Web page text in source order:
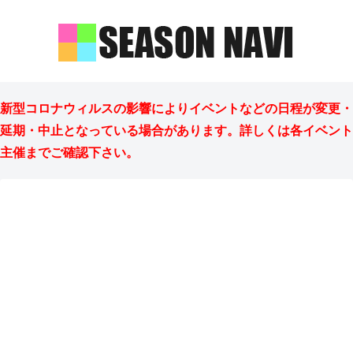
新型コロナウィルスの影響によりイベントなどの日程が変更・
延期・中止となっている場合があります。詳しくは各イベント
主催までご確認下さい。